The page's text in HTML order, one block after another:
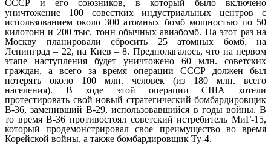
СССР и его союзников, в который было включено
уничтожение 100 совестких индустриальных центров с
использованием около 300 атомных бомб мощностью по 50
килотонн и 200 тыс. тонн обычных авиабомб. На этот раз на
Москву планировали сбросить 25 атомных бомб, на
Ленинград – 22, на Киев – 8. Предполагалось, что на первом
этапе наступления будет уничтожено 60 млн. советских
граждан, а всего за время операции СССР должен был
потерять около 100 млн. человек (из 180 млн. всего
населения). В ходе этой операции США хотели
протестировать свой новый стратегический бомбардировщик
В-36, заменивший В-29, использовавшийся в годы войны. В
то время В-36 противостоял советский истребитель МиГ-15,
который продемонстрировал свое преимущество во время
Корейской войны, а также бомбардировщик Ту-4.